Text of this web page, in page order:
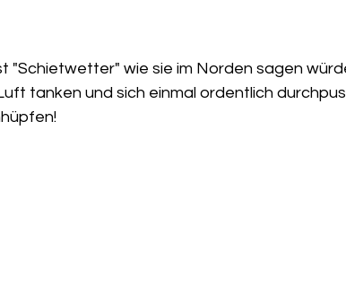
"Schietwetter" wie sie im Norden sagen
tanken und sich einmal ordentlich